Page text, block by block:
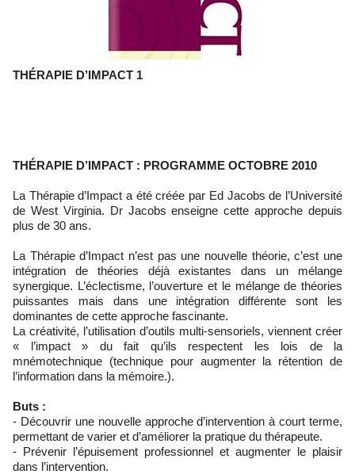
THÉRAPIE D’IMPACT 1
THÉRAPIE D’IMPACT : PROGRAMME OCTOBRE 2010
La Thérapie d’Impact a été créée par Ed Jacobs de l’Université
de West Virginia. Dr Jacobs enseigne cette approche depuis
plus de 30 ans.
La Thérapie d’Impact n’est pas une nouvelle théorie, c’est une
intégration de théories déjà existantes dans un mélange
synergique. L’éclectisme, l’ouverture et le mélange de théories
puissantes mais dans une intégration différente sont les
dominantes de cette approche fascinante.
La créativité, l’utilisation d’outils multi-sensoriels, viennent créer
« l’impact » du fait qu’ils respectent les lois de la
mnémotechnique (technique pour augmenter la rétention de
l’information dans la mémoire.).
Buts :
- Découvrir une nouvelle approche d’intervention à court terme,
permettant de varier et d’améliorer la pratique du thérapeute.
- Prévenir l’épuisement professionnel et augmenter le plaisir
dans l’intervention.